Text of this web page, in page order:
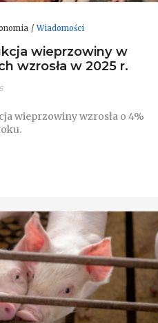
Wiadomości
wieprzowiny w
wzrosła w 2025 r.
wieprzowiny wzrosła o 4%